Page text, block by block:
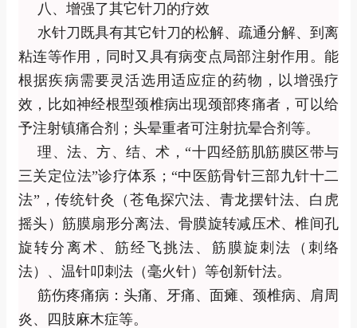
八、增强了其它针刀的疗效
水针刀既具有其它针刀的松解、疏通分解、到离
粘连等作用，同时又具有病变点局部注射作用。能
根据疾病需要灵活选用适应症的药物，以增强疗
效，比如神经根型颈椎病出现颈部疼痛者，可以给
予注射镇痛合剂；头晕重者可注射抗晕合剂等。
理、法、方、结、术， “十四经筋肌筋膜区带与
三关定位法”诊疗体系； “中医筋骨针三部九针十二
法” ，传统针灸（苍龟探穴法、青龙摆针法、白虎
摇头）筋膜扇形分离法、骨膜旋转减压术、椎间孔
旋转分离术、筋经飞挑法、筋膜旋刺法（刺络
法）、温针叩刺法（毫火针）等创新针法。
筋伤疼痛病：头痛、牙痛、面瘫、颈椎病、肩周
炎、四肢麻木症等。